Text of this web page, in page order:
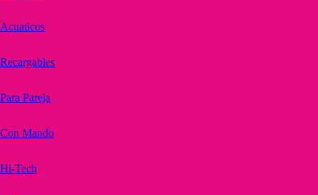
Acuaticos
Recargables
Para Pareja
Con Mando
Hi-Tech